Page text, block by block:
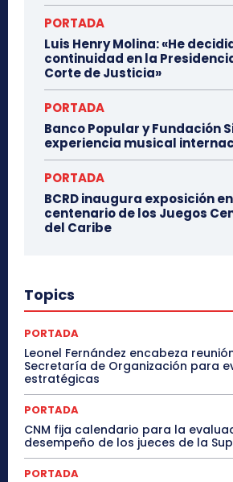
PORTADA
Luis Henry Molina: «He
continuidad en la
Corte de Justicia»
PORTADA
Banco Popular y Fundación
experiencia musical
PORTADA
BCRD inaugura exposición
centenario de los Juegos
del Caribe
Topics
PORTADA
Leonel Fernández encabeza
Secretaría de Organización para
estratégicas
PORTADA
CNM fija calendario para la
desempeño de los jueces de la
PORTADA